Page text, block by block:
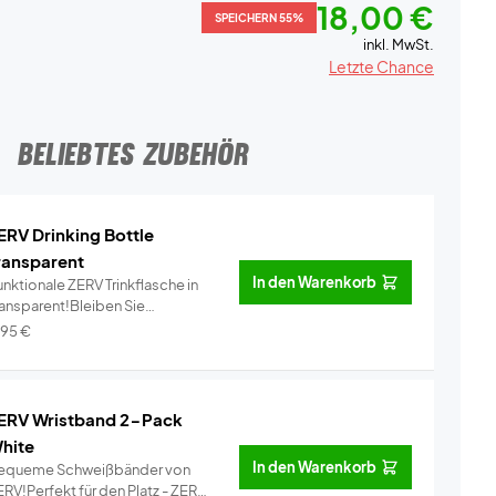
SPEICHERN 55% 18,00 €
inkl. MwSt.
Letzte Chance
BELIEBTES ZUBEHÖR
Drinking Bottle
ZERV Trinkflasche in
Sie
€
In den Warenkorb
Wristband 2-Pack
Schweißbänder von
für den Platz - ZERV
In den Warenkorb